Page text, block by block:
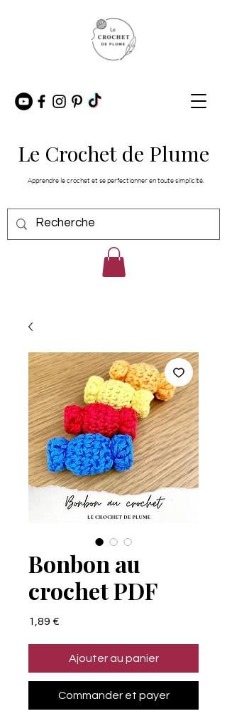
Le Crochet de Plume
Apprendre le crochet et se perfectionner en toute simplicité.
Bonbon au
crochet PDF
1,89 €
Ajouter au panier
Commander et payer